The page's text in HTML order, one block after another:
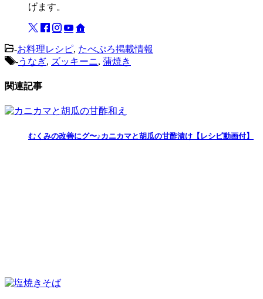
げます。
-お料理レシピ, たべぷろ掲載情報
-うなぎ, ズッキーニ, 蒲焼き
関連記事
むくみの改善にグ〜♪カニカマと胡瓜の甘酢漬け【レシピ動画付】